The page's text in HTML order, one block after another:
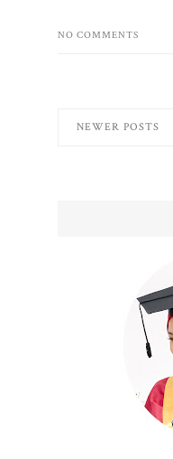
NO COMMENTS
NEWER POSTS